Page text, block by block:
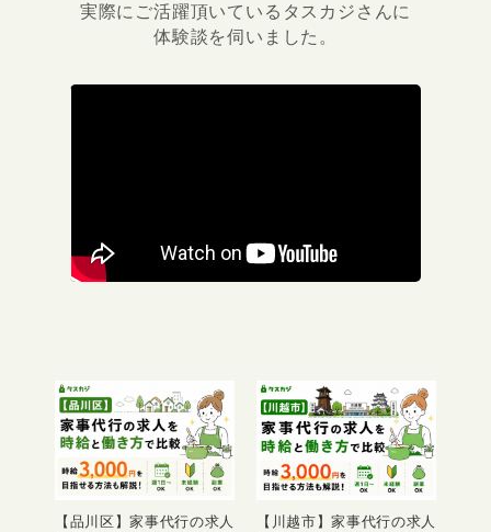
実際にご活躍頂いているタスカジさんに
体験談を伺いました。
【品川区】家事代行の求人
【川越市】家事代行の求人